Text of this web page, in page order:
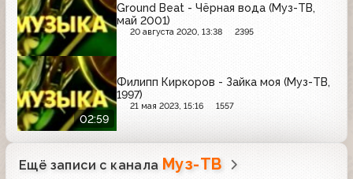
Ground Beat - Чёрная вода (Муз-ТВ,
май 2001)
20 августа 2020, 13:38 2395
02:59
Филипп Киркоров - Зайка моя (Муз-ТВ,
1997)
21 мая 2023, 15:16 1557
Ещё записи с канала Муз-ТВ